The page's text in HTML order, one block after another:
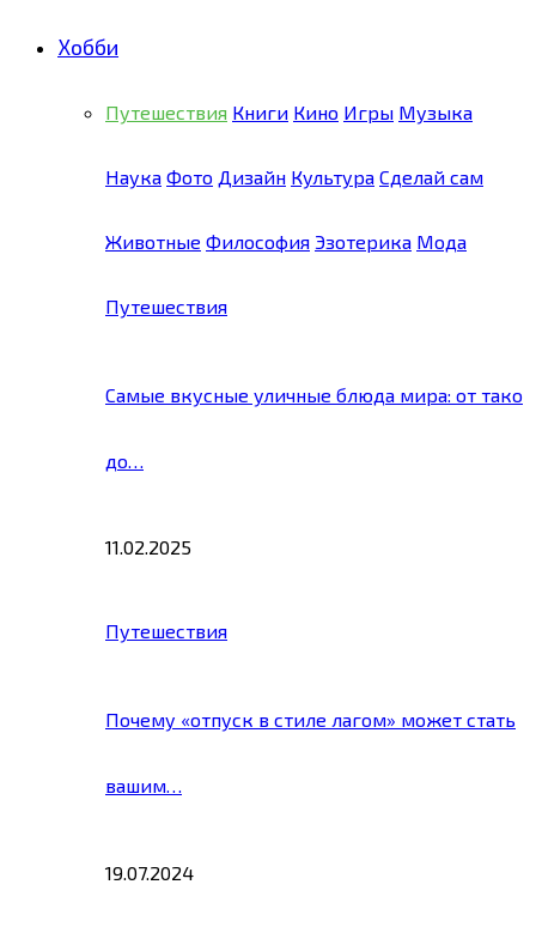
Хобби
Путешествия Книги Кино Игры Музыка
Наука Фото Дизайн Культура Сделай сам
Животные Философия Эзотерика Мода
Путешествия
Самые вкусные уличные блюда мира: от тако
до…
11.02.2025
Путешествия
Почему «отпуск в стиле лагом» может стать
вашим…
19.07.2024